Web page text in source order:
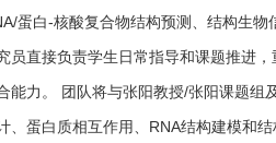
蛋白-核酸复合物结构预测、结构生
员直接负责学生日常指导和课题推进
能力。 团队将与张阳教授/张阳课题组
、蛋白质相互作用、RNA结构建模和